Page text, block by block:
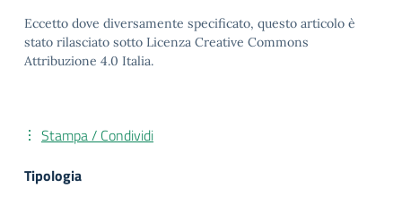
Eccetto dove diversamente specificato, questo articolo è
stato rilasciato sotto Licenza Creative Commons
Attribuzione 4.0 Italia.
Stampa / Condividi
Tipologia